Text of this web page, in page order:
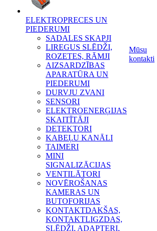
ELEKTROPRECES UN
PIEDERUMI
SADALES SKAPJI
LIREGUS SLĒDŽI,
ROZETES, RĀMJI
AIZSARDZĪBAS
APARATŪRA UN
PIEDERUMI
DURVJU ZVANI
SENSORI
ELEKTROENERĢIJAS
SKAITĪTĀJI
DETEKTORI
KABEĻU KANĀLI
TAIMERI
MINI
SIGNALIZĀCIJAS
VENTILĀTORI
NOVĒROŠANAS
KAMERAS UN
BUTOFORIJAS
KONTAKTDAKŠAS,
KONTAKTLIGZDAS,
SLĒDŽI, ADAPTERI,
Mūsu
kontakti